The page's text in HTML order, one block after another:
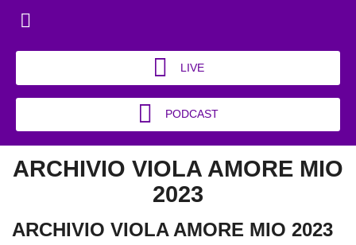
LIVE
PODCAST
ARCHIVIO VIOLA AMORE MIO
2023
ARCHIVIO VIOLA AMORE MIO 2023